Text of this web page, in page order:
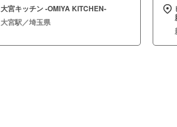
大宮キッチン ‐OMIYA KITCHEN‐
大宮駅／埼玉県